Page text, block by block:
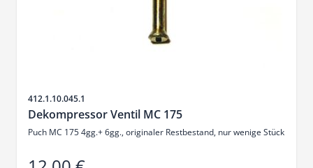
SKU
412.1.10.045.1
Dekompressor Ventil MC 175
Puch MC 175 4gg.+ 6gg., originaler Restbestand, nur wenige Stück